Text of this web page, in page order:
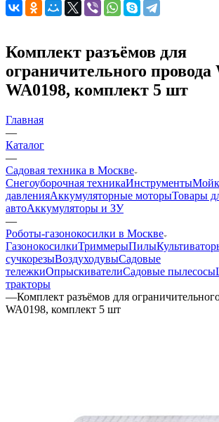
Комплект разъёмов для
ограничительного
WA0198, комплект 5 шт
Главная
—
Каталог
—
Садовая техника в Москве
Снегоуборочная техникаИнструменты
давленияАккумуляторные моторыТовары
автоАккумуляторы и ЗУ
—
Роботы-газонокосилки в Москве
ГазонокосилкиТриммерыПилы
сучкорезыВоздуходувыСадовые
тележкиОпрыскивателиСадовые пылесосы
тракторы
—Комплект разъёмов для
WA0198, комплект 5 шт